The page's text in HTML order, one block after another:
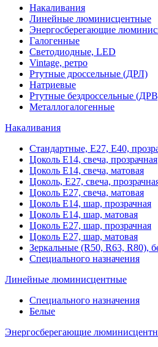
Накаливания
Линейные люминисцентные
Энергосберегающие
Галогенные
Светодиодные, LED
Vintage, ретро
Ртутные дроссельные (ДРЛ)
Натриевые
Ртутные бездроссельные
Металлогалогенные
Накаливания
Стандартные, Е27, Е40,
Цоколь Е14, свеча, прозрачная
Цоколь Е14, свеча, матовая
Цоколь, Е27, свеча,
Цоколь Е27, свеча, матовая
Цоколь Е14, шар, прозрачная
Цоколь Е14, шар, матовая
Цоколь Е27, шар, прозрачная
Цоколь Е27, шар, матовая
Зеркальные (R50, R63, R80),
Специального назначения
Линейные люминисцентные
Специального назначения
Белые
Энергосберегающие